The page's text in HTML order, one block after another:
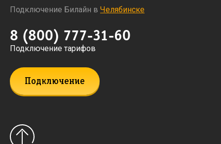
Подключение Билайн в Челябинске
8 (800) 777-31-60
Подключение тарифов
Подключение